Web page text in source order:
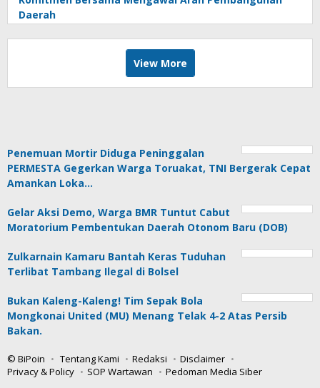
Daerah
View More
Penemuan Mortir Diduga Peninggalan
PERMESTA Gegerkan Warga Toruakat, TNI Bergerak Cepat
Amankan Loka…
Gelar Aksi Demo, Warga BMR Tuntut Cabut
Moratorium Pembentukan Daerah Otonom Baru (DOB)
Zulkarnain Kamaru Bantah Keras Tuduhan
Terlibat Tambang Ilegal di Bolsel
Bukan Kaleng-Kaleng! Tim Sepak Bola
Mongkonai United (MU) Menang Telak 4-2 Atas Persib
Bakan.
© BiPoin Tentang Kami Redaksi
Disclaimer
Privacy & Policy
SOP Wartawan Pedoman Media Siber